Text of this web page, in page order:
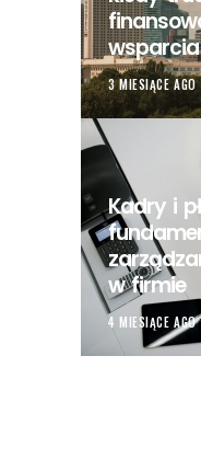
3 MIESIĄCE AGO
Kadry i
w firmie
4 MIESIĄCE AGO